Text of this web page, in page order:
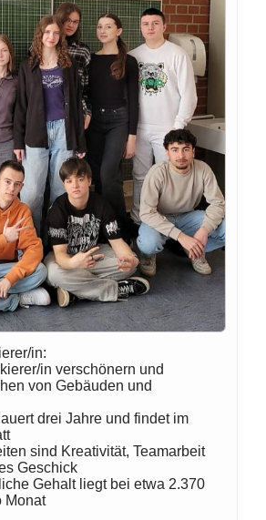
in:
in verschönern und
von Gebäuden und
drei Jahre und findet im
sind Kreativität, Teamarbeit
Geschick
Gehalt liegt bei etwa 2.370
Monat